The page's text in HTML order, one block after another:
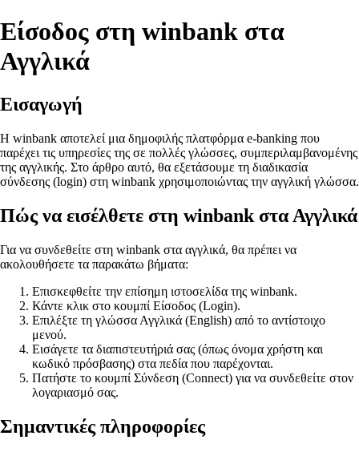
Είσοδος στη winbank στα
Αγγλικά
Εισαγωγή
Η winbank αποτελεί μια δημοφιλής πλατφόρμα e-banking που
παρέχει τις υπηρεσίες της σε πολλές γλώσσες, συμπεριλαμβανομένης
της αγγλικής. Στο άρθρο αυτό, θα εξετάσουμε τη διαδικασία
σύνδεσης (login) στη winbank χρησιμοποιώντας την αγγλική γλώσσα.
Πώς να εισέλθετε στη winbank στα Αγγλικά
Για να συνδεθείτε στη winbank στα αγγλικά, θα πρέπει να
ακολουθήσετε τα παρακάτω βήματα:
Επισκεφθείτε την επίσημη ιστοσελίδα της winbank.
Κάντε κλικ στο κουμπί Είσοδος (Login).
Επιλέξτε τη γλώσσα Αγγλικά (English) από το αντίστοιχο
μενού.
Εισάγετε τα διαπιστευτήριά σας (όπως όνομα χρήστη και
κωδικό πρόσβασης) στα πεδία που παρέχονται.
Πατήστε το κουμπί Σύνδεση (Connect) για να συνδεθείτε στον
λογαριασμό σας.
Σημαντικές πληροφορίες